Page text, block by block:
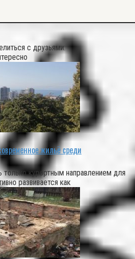
с друзьями:
жильё среди
только курортным направлением для
развивается как